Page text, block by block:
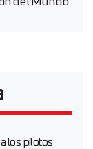
los pilotos